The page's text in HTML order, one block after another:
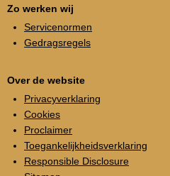
Zo werken wij
Servicenormen
Gedragsregels
Over de website
Privacyverklaring
Cookies
Proclaimer
Toegankelijkheidsverklaring
Responsible Disclosure